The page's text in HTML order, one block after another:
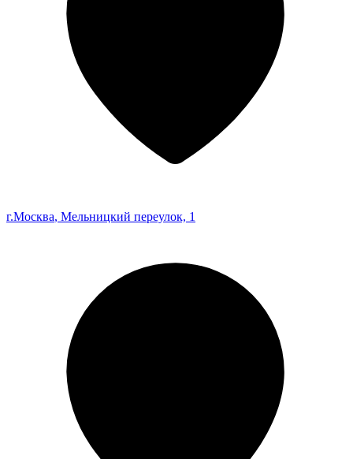
г.Москва, Мельницкий переулок, 1